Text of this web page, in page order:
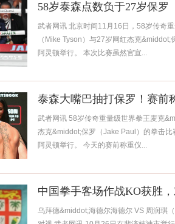
58岁泰森点数负于27岁保罗
武者网讯 北京时间11月16日，58岁传奇
（Mike Tyson）与27岁网红杰克
阿灵顿举行。 本次比赛虽然官宣...
泰森大嘴巴抽打保罗！赛前
武者网讯 58岁传奇重量级世界拳王麦克
杰克&middot;保罗（Jake Paul）的拳击
阿灵顿举行。 今天的赛前称重仪...
中国拳手客场作战KO获胜
乌拜德&middot;海德尔海德尔 VS 周润琪